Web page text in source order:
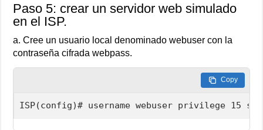
Paso 5: crear un servidor web simulado
en el ISP.
a. Cree un usuario local denominado webuser con la
contraseña cifrada webpass.
Copy
ISP(config)# username webuser privilege 15